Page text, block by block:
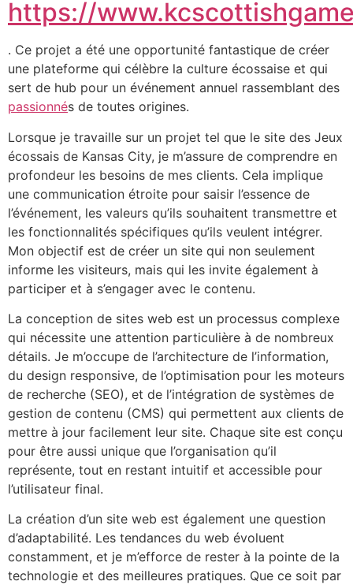
https://
. Ce projet a été une opportunité fantastique de créer
une plateforme qui célèbre la culture écossaise et qui
sert de hub pour un événement annuel rassemblant des
passionnés de toutes origines.
Lorsque je travaille sur un projet tel que le site des Jeux
écossais de Kansas City, je m’assure de comprendre en
profondeur les besoins de mes clients. Cela implique
une communication étroite pour saisir l’essence de
l’événement, les valeurs qu’ils souhaitent transmettre et
les fonctionnalités spécifiques qu’ils veulent intégrer.
Mon objectif est de créer un site qui non seulement
informe les visiteurs, mais qui les invite également à
participer et à s’engager avec le contenu.
La conception de sites web est un processus complexe
qui nécessite une attention particulière à de nombreux
détails. Je m’occupe de l’architecture de l’information,
du design responsive, de l’optimisation pour les moteurs
de recherche (SEO), et de l’intégration de systèmes de
gestion de contenu (CMS) qui permettent aux clients de
mettre à jour facilement leur site. Chaque site est conçu
pour être aussi unique que l’organisation qu’il
représente, tout en restant intuitif et accessible pour
l’utilisateur final.
La création d’un site web est également une question
d’adaptabilité. Les tendances du web évoluent
constamment, et je m’efforce de rester à la pointe de la
technologie et des meilleures pratiques. Que ce soit par